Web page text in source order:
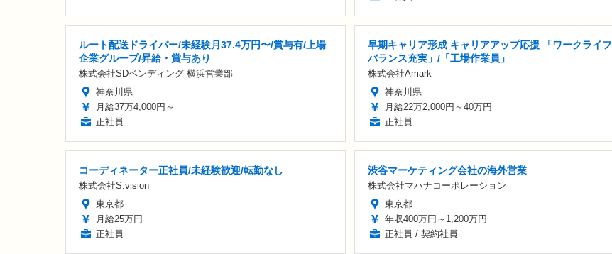
ルート配送ドライバー/未経験月37.4万円〜/賞与有/上場
企業グループ/昇給・賞与あり
株式会社SDベンディング 横浜営業部
神奈川県
月給37万4,000円～
正社員
早期キャリア形成 キャリアアップ応援 「ワークライフ
バランス充実」/「工場作業員」
株式会社Amark
神奈川県
月給22万2,000円～40万円
正社員
コーディネーター正社員/未経験歓迎/転勤なし
株式会社S.vision
東京都
月給25万円
正社員
渋谷マーケティング会社の海外営業
株式会社マハナコーポレーション
東京都
年収400万円～1,200万円
正社員 / 契約社員